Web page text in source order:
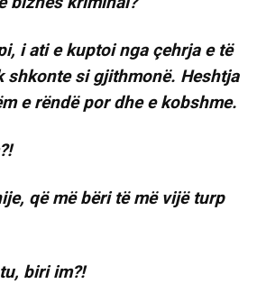
i ati e kuptoi nga çehrja e të
shkonte si gjithmonë. Heshtja
e rëndë por dhe e kobshme.
që më bëri të më vijë turp
biri im?!